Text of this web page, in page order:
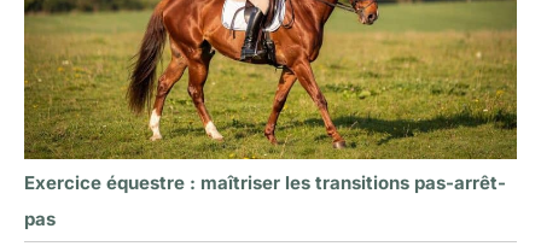
Exercice équestre : maîtriser les transitions pas-arrêt-
pas